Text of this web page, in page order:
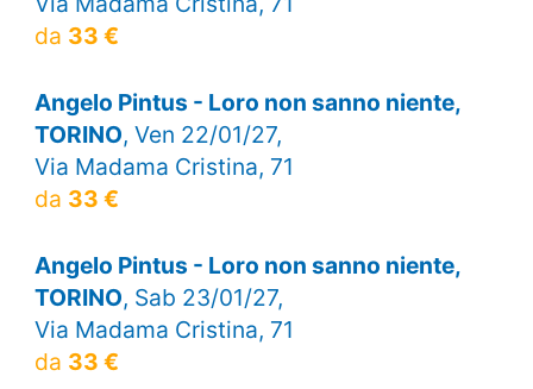
da 33 €
Angelo Pintus - Loro non sanno niente,
TORINO, Ven 22/01/27,
Via Madama Cristina, 71
da 33 €
Angelo Pintus - Loro non sanno niente,
TORINO, Sab 23/01/27,
Via Madama Cristina, 71
da 33 €